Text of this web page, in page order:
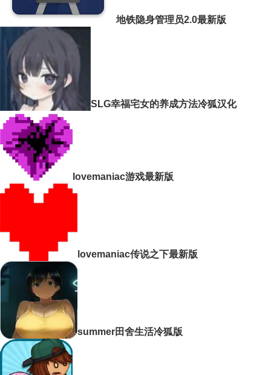
地铁隐身管理员2.0最新版
SLG幸福宅女的养成方法冷狐汉化
lovemaniac游戏最新版
lovemaniac传说之下最新版
summer田舍生活冷狐版